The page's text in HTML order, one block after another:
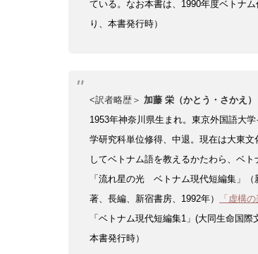
ている。 なお本書は、1990年度ベトナ
り、本書発行時）
<訳者略歴＞ 加藤 栄（かとう・さかえ）
1953年神奈川県生まれ。東京外国語大
学研究科単位修得、中退。 現在は大東文
してベトナム語を教えるかたわら、ベト
「流れ星の光 ベトナム現代短編集」
著、 長編、新宿書房、1992年） 「虚構の
「ベトナム現代短編集1」 (大同生命国際
本書発行時）